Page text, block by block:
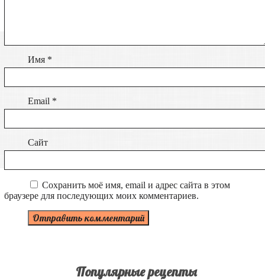
Имя *
Email *
Сайт
Сохранить моё имя, email и адрес сайта в этом
браузере для последующих моих комментариев.
Популярные рецепты